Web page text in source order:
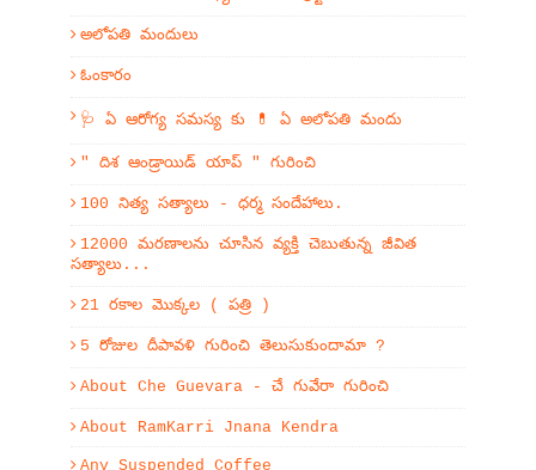
అలోపతి మందులు
ఓంకారం
🩺 ఏ ఆరోగ్య సమస్య కు 💊 ఏ అలోపతి మందు
" దిశ ఆండ్రాయిడ్ యాప్ " గురించి
100 నిత్య సత్యాలు - ధర్మ సందేహాలు.
12000 మరణాలను చూసిన వ్యక్తి చెబుతున్న జీవిత
సత్యాలు...
21 రకాల మొక్కల ( పత్రి )
5 రోజుల దీపావళి గురించి తెలుసుకుందామా ?
About Che Guevara - చే గువేరా గురించి
About RamKarri Jnana Kendra
Any Suspended Coffee